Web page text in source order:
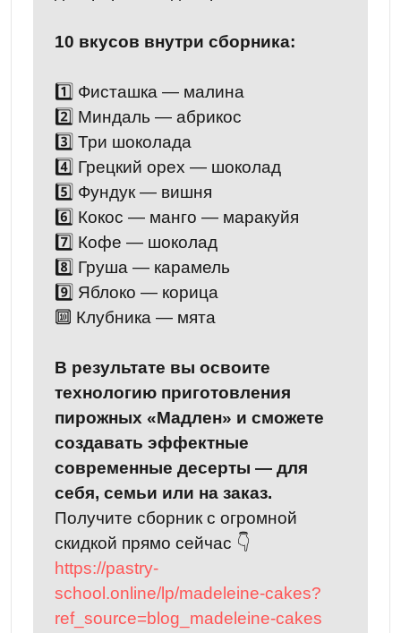
10 вкусов внутри сборника:
1️⃣ Фисташка — малина
2️⃣ Миндаль — абрикос
3️⃣ Три шоколада
4️⃣ Грецкий орех — шоколад
5️⃣ Фундук — вишня
6️⃣ Кокос — манго — маракуйя
7️⃣ Кофе — шоколад
8️⃣ Груша — карамель
9️⃣ Яблоко — корица
🔟 Клубника — мята
В результате вы освоите
технологию приготовления
пирожных «Мадлен» и сможете
создавать эффектные
современные десерты — для
себя, семьи или на заказ.
Получите сборник с огромной
скидкой прямо сейчас 👇
https://pastry-
school.online/lp/madeleine-cakes?
ref_source=blog_madeleine-cakes